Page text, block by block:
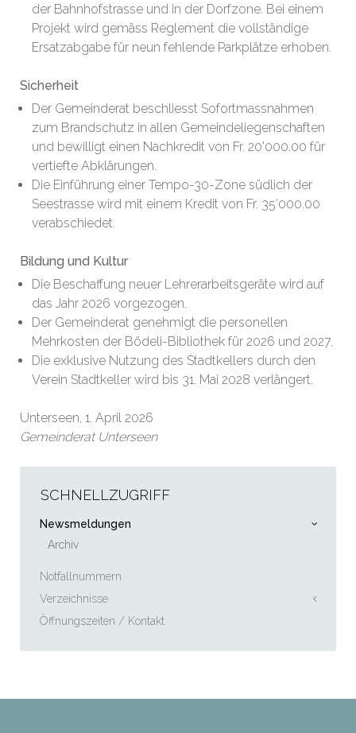
der Bahnhofstrasse und in der Dorfzone. Bei einem
Projekt wird gemäss Reglement die vollständige
Ersatzabgabe für neun fehlende Parkplätze erhoben.
Sicherheit
Der Gemeinderat beschliesst Sofortmassnahmen
zum Brandschutz in allen Gemeindeliegenschaften
und bewilligt einen Nachkredit von Fr. 20'000.00 für
vertiefte Abklärungen.
Die Einführung einer Tempo-30-Zone südlich der
Seestrasse wird mit einem Kredit von Fr. 35’000.00
verabschiedet.
Bildung und Kultur
Die Beschaffung neuer Lehrerarbeitsgeräte wird auf
das Jahr 2026 vorgezogen.
Der Gemeinderat genehmigt die personellen
Mehrkosten der Bödeli-Bibliothek für 2026 und 2027.
Die exklusive Nutzung des Stadtkellers durch den
Verein Stadtkeller wird bis 31. Mai 2028 verlängert.
Unterseen, 1. April 2026
Gemeinderat Unterseen
SCHNELLZUGRIFF
Newsmeldungen
Archiv
Notfallnummern
Verzeichnisse
Öffnungszeiten / Kontakt